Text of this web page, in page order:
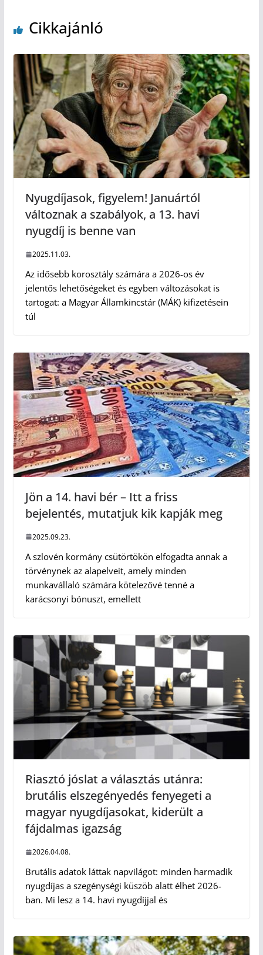
Cikkajánló
Nyugdíjasok, figyelem! Januártól
változnak a szabályok, a 13. havi
nyugdíj is benne van
2025.11.03.
Az idősebb korosztály számára a 2026-os év
jelentős lehetőségeket és egyben változásokat is
tartogat: a Magyar Államkincstár (MÁK) kifizetésein
túl
Jön a 14. havi bér – Itt a friss
bejelentés, mutatjuk kik kapják meg
2025.09.23.
A szlovén kormány csütörtökön elfogadta annak a
törvénynek az alapelveit, amely minden
munkavállaló számára kötelezővé tenné a
karácsonyi bónuszt, emellett
Riasztó jóslat a választás utánra:
brutális elszegényedés fenyegeti a
magyar nyugdíjasokat, kiderült a
fájdalmas igazság
2026.04.08.
Brutális adatok láttak napvilágot: minden harmadik
nyugdíjas a szegénységi küszöb alatt élhet 2026-
ban. Mi lesz a 14. havi nyugdíjjal és